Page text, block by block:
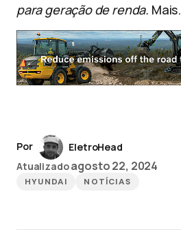
para geração de renda. Mais.
Por
EletroHead
Atualizadoagosto 22, 2024
HYUNDAI NOTÍCIAS